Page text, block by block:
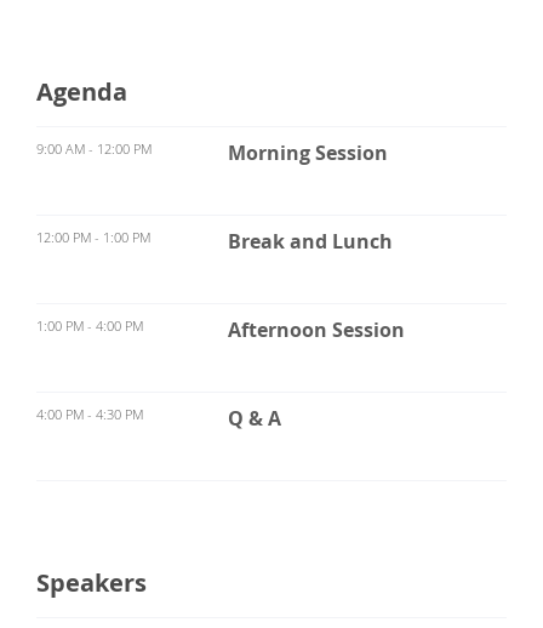
Agenda
9:00 AM - 12:00 PM Morning Session
12:00 PM - 1:00 PM Break and Lunch
1:00 PM - 4:00 PM Afternoon Session
4:00 PM - 4:30 PM Q & A
Speakers